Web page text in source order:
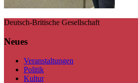
Deutsch-Britische Gesellschaft
Neues
Veranstaltungen
Politik
Kultur